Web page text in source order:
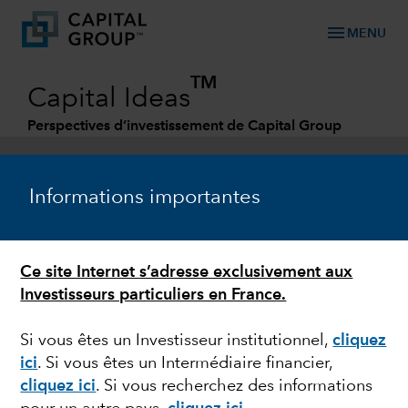
Informations importantes
Ce site Internet s’adresse exclusivement aux
Investisseurs particuliers en France.
Si vous êtes un Investisseur institutionnel,cliquez
ici. Si vous êtes un Intermédiaire financier,
cliquez ici. Si vous recherchez des informations
menu MENU
Capital Ideas
TM
Perspectives d’investissement de Capital Group
BANQUES CENTRALES